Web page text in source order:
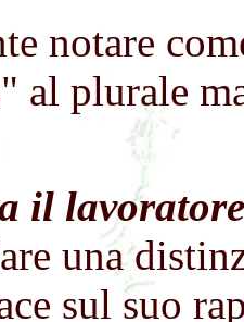
notare
al plurale
il
una
sul suo